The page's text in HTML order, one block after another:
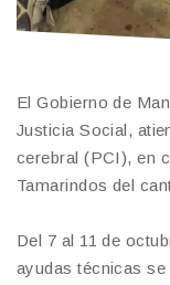
El Gobierno de
Justicia Social,
cerebral (PCI), en
Tamarindos del
Del 7 al 11 de
ayudas técnicas